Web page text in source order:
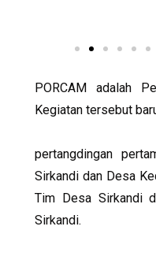
PORCAM adalah
Kegiatan tersebut
pertangdingan
Sirkandi dan Desa
Tim Desa Sirkandi
Sirkandi.